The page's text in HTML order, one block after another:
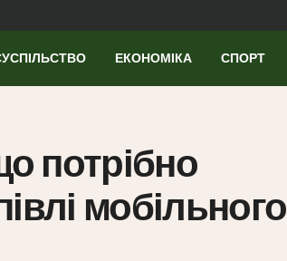
ЕКОНОМІКА СПОРТ
потрібно
мобільного